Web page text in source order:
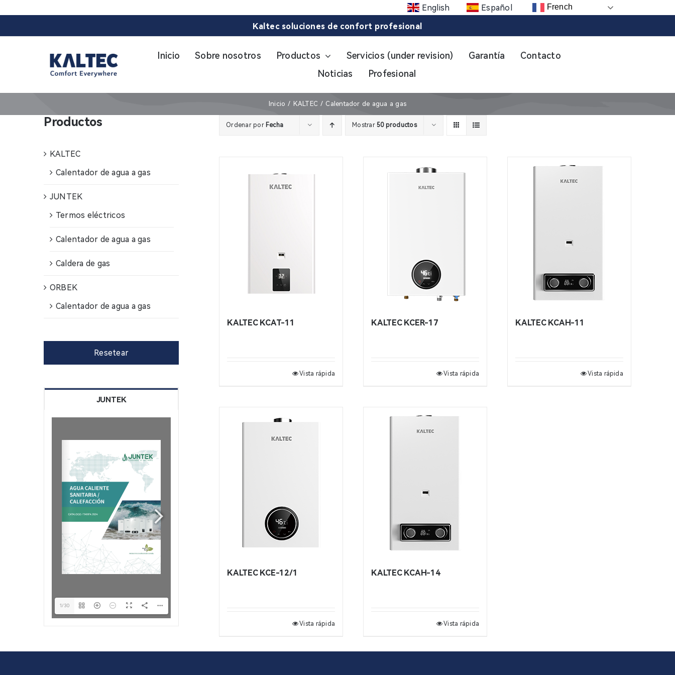
English Español French
Inicio Sobre nosotros Productos Servicios (under revision) Garantía
Contacto
Noticias
Profesional
Inicio KALTEC Calentador de agua a gas
Ordenar por Fecha Mostrar 50 productos
KALTEC KCAT-11
Vista rápida
KALTEC KCER-17
Vista rápida
KALTEC KCAH-11
Vista rápida
KALTEC KCE-12/1
Vista rápida
KALTEC KCAH-14
Vista rápida
Productos
KALTEC
Calentador de agua a gas
JUNTEK
Termos eléctricos
Calentador de agua a gas
Caldera de gas
ORBEK
Calentador de agua a gas
Resetear
JUNTEK